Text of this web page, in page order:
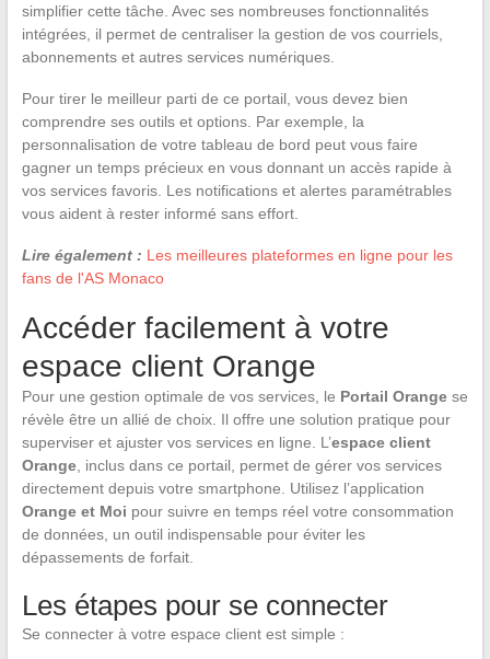
simplifier cette tâche. Avec ses nombreuses fonctionnalités
intégrées, il permet de centraliser la gestion de vos courriels,
abonnements et autres services numériques.
Pour tirer le meilleur parti de ce portail, vous devez bien
comprendre ses outils et options. Par exemple, la
personnalisation de votre tableau de bord peut vous faire
gagner un temps précieux en vous donnant un accès rapide à
vos services favoris. Les notifications et alertes paramétrables
vous aident à rester informé sans effort.
Lire également : Les meilleures plateformes en ligne pour les
fans de l'AS Monaco
Accéder facilement à votre
espace client Orange
Pour une gestion optimale de vos services, le Portail Orangese
révèle être un allié de choix. Il offre une solution pratique pour
superviser et ajuster vos services en ligne. L’espace client
Orange, inclus dans ce portail, permet de gérer vos services
directement depuis votre smartphone. Utilisez l’application
Orange et Moi pour suivre en temps réel votre consommation
de données, un outil indispensable pour éviter les
dépassements de forfait.
Les étapes pour se connecter
Se connecter à votre espace client est simple :